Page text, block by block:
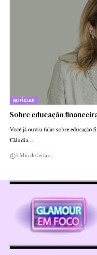
NOTÍCIAS
Sobre educação
Você já ouviu falar sobre
Cláudia…
3 Min de leitura